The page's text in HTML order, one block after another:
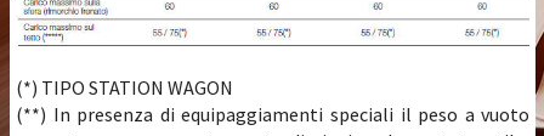
(*) TIPO STATION WAGON
(**) In presenza di equipaggiamenti speciali il peso a vuoto